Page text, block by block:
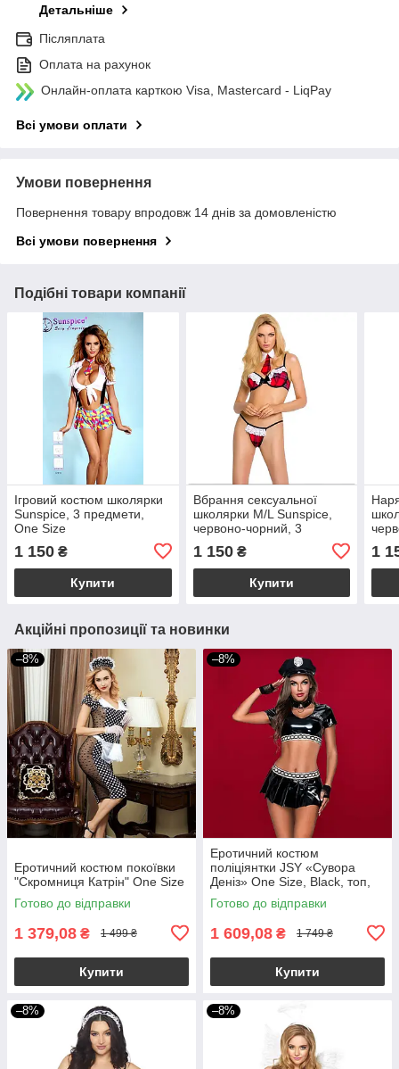
Детальніше
Післяплата
Оплата на рахунок
Онлайн-оплата карткою Visa, Mastercard - LiqPay
Всі умови оплати
Умови повернення
Повернення товару впродовж 14 днів за домовленістю
Всі умови повернення
Подібні товари компанії
Ігровий костюм школярки
Sunspice, 3 предмети,
One Size
1 150 ₴
Купити
Вбрання сексуальної
школярки M/L Sunspice,
червоно-чорний, 3
1 150₴
Купити
1
Акційні пропозиції та новинки
–8%
Еротичний костюм покоївки
"Скромниця Катрін" One Size
Готово до відправки
1 379,08 ₴ 1 499 ₴
Купити
–8%
Еротичний костюм
поліціянтки JSY «Сувора
Деніз» One Size, Black, топ,
спідниця, рукавички, кашкет
Готово до відправки
1 609,08 ₴ 1 749 ₴
Купити
–8% –8%